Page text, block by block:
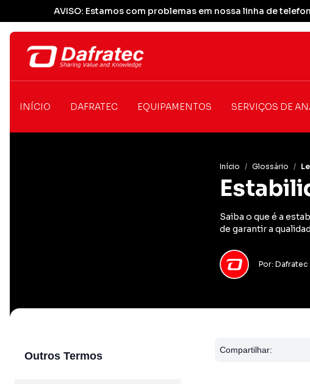
AVISO: Estamos com problemas em nossa linha de
INÍCIO DAFRATEC EQUIPAMENTOS SERVIÇOS DE
Início / Glossário /
Saiba o que é a
de garantir a
Por: Dafratec
Compartilhar:
Outros Termos